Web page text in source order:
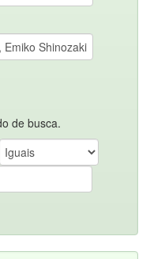
de busca.